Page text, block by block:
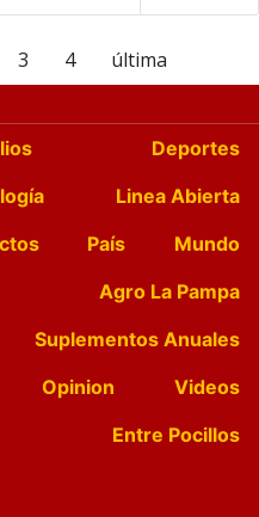
3 4 última
Deportes
Linea Abierta
País
Mundo
Agro La Pampa
Suplementos Anuales
Opinion
Videos
Entre Pocillos